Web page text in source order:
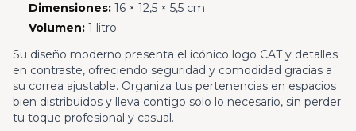
Dimensiones:16 × 12,5 × 5,5 cm
Volumen:1 litro
Su diseño moderno presenta el icónico logo CAT y detalles
en contraste, ofreciendo seguridad y comodidad gracias a
su correa ajustable. Organiza tus pertenencias en espacios
bien distribuidos y lleva contigo solo lo necesario, sin perder
tu toque profesional y casual.